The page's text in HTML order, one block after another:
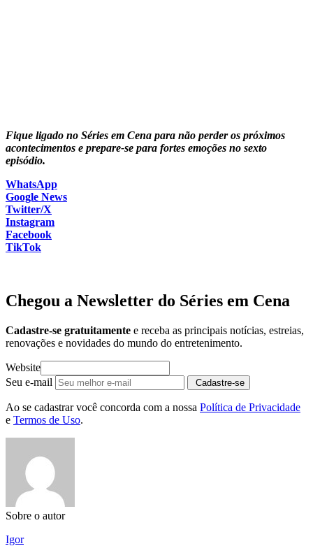
Fique ligado no Séries em Cena para não perder os próximos
acontecimentos e prepare-se para fortes emoções no sexto
episódio.
WhatsApp
Google News
Twitter/X
Instagram
Facebook
TikTok
Chegou a Newsletter do Séries em Cena
Cadastre-se gratuitamente e receba as principais notícias, estreias,
renovações e novidades do mundo do entretenimento.
Website
Seu e-mail
Cadastre-se
Ao se cadastrar você concorda com a nossa Política de Privacidade
e Termos de Uso.
Sobre o autor
Igor